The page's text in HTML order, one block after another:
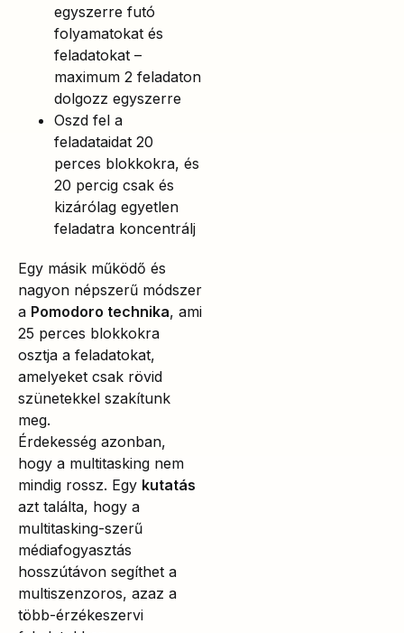
egyszerre futó
folyamatokat és
feladatokat –
maximum 2 feladaton
dolgozz egyszerre
Oszd fel a
feladataidat 20
perces blokkokra, és
20 percig csak és
kizárólag egyetlen
feladatra koncentrálj
Egy másik működő és
nagyon népszerű módszer
a Pomodoro technika, ami
25 perces blokkokra
osztja a feladatokat,
amelyeket csak rövid
szünetekkel szakítunk
meg.
Érdekesség azonban,
hogy a multitasking nem
mindig rossz. Egy kutatás
azt találta, hogy a
multitasking-szerű
médiafogyasztás
hosszútávon segíthet a
multiszenzoros, azaz a
több-érzékeszervi